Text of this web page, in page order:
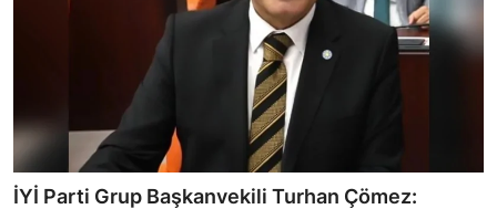
İYİ Parti Grup Başkanvekili Turhan Çömez: